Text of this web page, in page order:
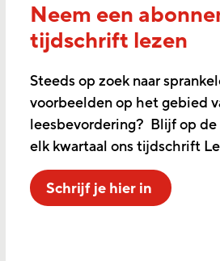
Neem een
tijdschrift lezen
Steeds op zoek naar
voorbeelden op het gebied
leesbevordering? Blijf op
elk kwartaal ons tijdschrift
Schrijf je hier in